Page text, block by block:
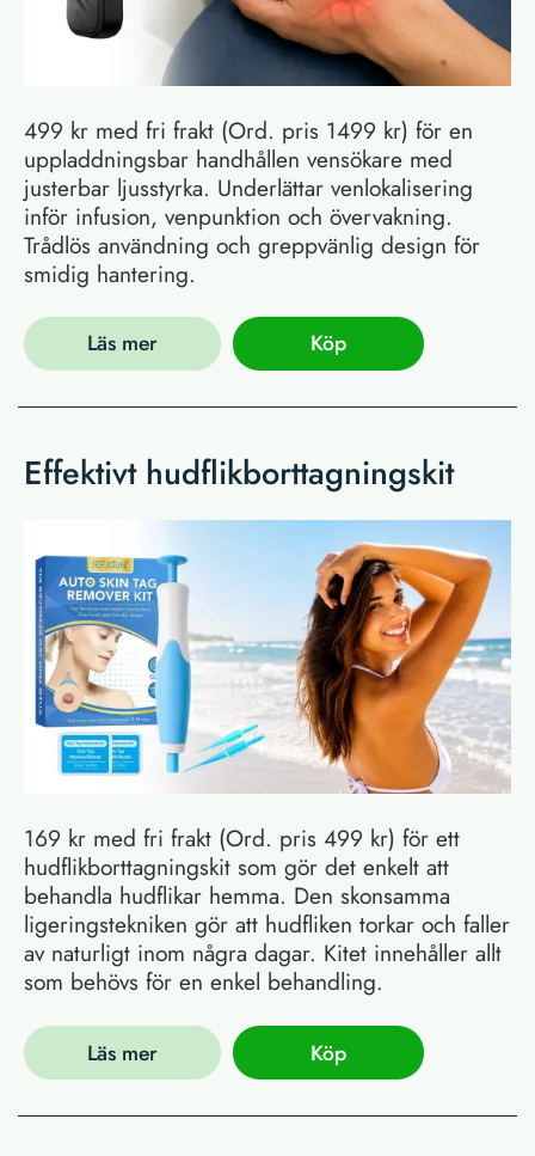
499 kr med fri frakt (Ord. pris 1499 kr) för en
uppladdningsbar handhållen vensökare med
justerbar ljusstyrka. Underlättar venlokalisering
inför infusion, venpunktion och övervakning.
Trådlös användning och greppvänlig design för
smidig hantering.
Läs mer Köp
Effektivt hudflikborttagningskit
169 kr med fri frakt (Ord. pris 499 kr) för ett
hudflikborttagningskit som gör det enkelt att
behandla hudflikar hemma. Den skonsamma
ligeringstekniken gör att hudfliken torkar och faller
av naturligt inom några dagar. Kitet innehåller allt
som behövs för en enkel behandling.
Läs mer Köp